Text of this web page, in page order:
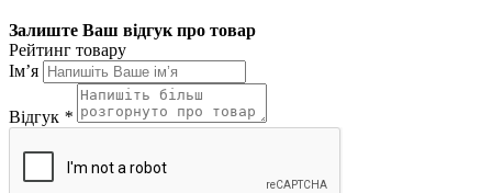
Залиште Ваш відгук про товар
Рейтинг товару
Ім’я
Відгук *